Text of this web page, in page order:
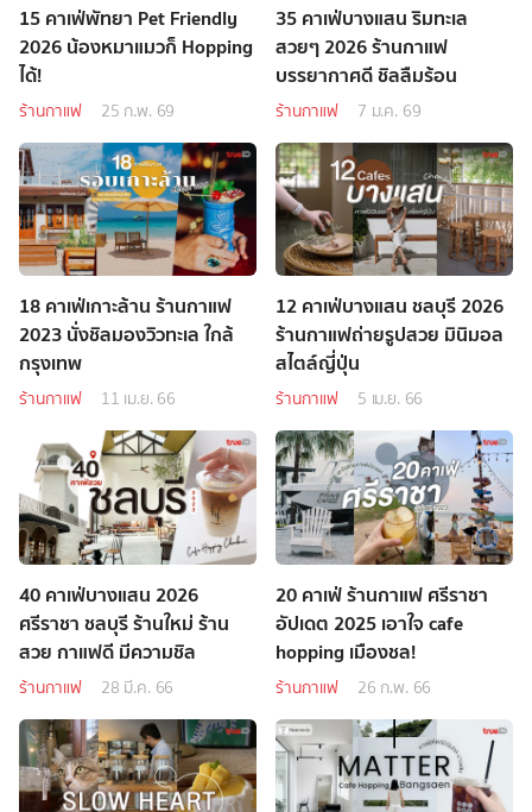
15 คาเฟ่พัทยา Pet Friendly
2026 น้องหมาแมวก็ Hopping
ได้!
ร้านกาแฟ 25 ก.พ. 69
35 คาเฟ่บางแสน ริมทะเล
สวยๆ 2026 ร้านกาแฟ
บรรยากาศดี ชิลลืมร้อน
ร้านกาแฟ 7 ม.ค. 69
18 คาเฟ่เกาะล้าน ร้านกาแฟ
2023 นั่งชิลมองวิวทะเล ใกล้
กรุงเทพ
ร้านกาแฟ 11 เม.ย. 66
12 คาเฟ่บางแสน ชลบุรี 2026
ร้านกาแฟถ่ายรูปสวย มินิมอล
สไตล์ญี่ปุ่น
ร้านกาแฟ 5 เม.ย. 66
40 คาเฟ่บางแสน 2026
ศรีราชา ชลบุรี ร้านใหม่ ร้าน
สวย กาแฟดี มีความชิล
ร้านกาแฟ 28 มี.ค. 66
20 คาเฟ่ ร้านกาแฟ ศรีราชา
อัปเดต 2025 เอาใจ cafe
hopping เมืองชล!
ร้านกาแฟ 26 ก.พ. 66